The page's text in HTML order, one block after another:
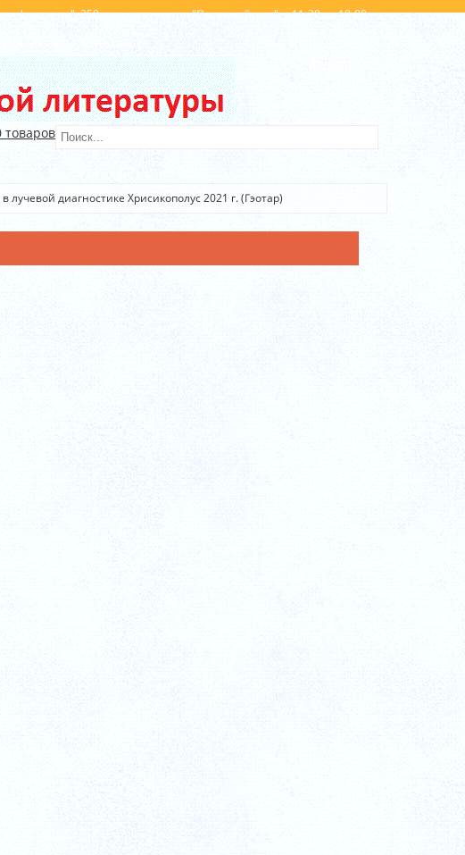
фонтанов". 250 метров от метро "Первомайская". с 11-30 до 18-00
товаров
лучевой диагностике Хрисикополус 2021 г. (Гэотар)